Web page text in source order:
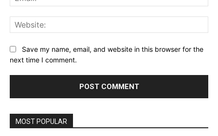
Save my name, email, and website in this browser for the
next time I comment.
MOST POPULAR